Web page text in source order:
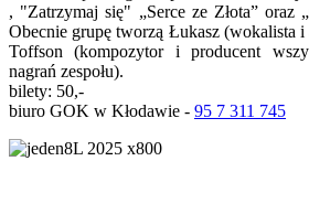
, "Zatrzymaj się" „Serce ze Złota” oraz
Obecnie grupę tworzą Łukasz (wokalista
Toffson (kompozytor i producent
nagrań zespołu).
bilety: 50,-
biuro GOK w Kłodawie - 95 7 311 745